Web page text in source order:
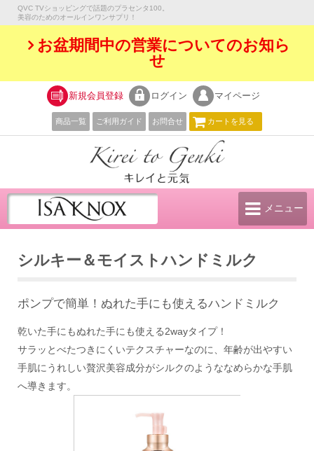
QVC TVショッピングで話題のプラセンタ100。
美容のためのオールインワンサプリ！
お盆期間中の営業についてのお知ら
せ
新規会員登録 ログイン マイページ
商品一覧 ご利用ガイド お問合せ カート を見る
メニュー
シルキー＆モイストハンドミルク
ポンプで簡単！ぬれた手にも使えるハンドミルク
乾いた手にもぬれた手にも使える2wayタイプ！
サラッとべたつきにくいテクスチャーなのに、年齢が出やすい
手肌にうれしい贅沢美容成分がシルクのようななめらかな手肌
へ導きます。